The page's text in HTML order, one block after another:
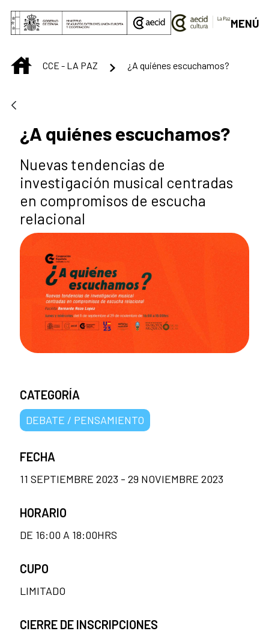
Saltar al contenido principal
MENÚ
INICIOCCE - LA PAZ ¿A quiénes escuchamos?
¿A quiénes escuchamos?
Nuevas tendencias de
investigación musical centradas
en compromisos de escucha
relacional
CATEGORÍA
DEBATE / PENSAMIENTO
FECHA
11 SEPTIEMBRE 2023 - 29 NOVIEMBRE 2023
HORARIO
DE 16:00 A 18:00HRS
CUPO
LIMITADO
CIERRE DE INSCRIPCIONES